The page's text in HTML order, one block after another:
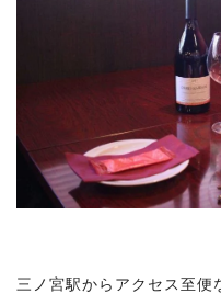
三ノ宮駅からアクセス至便